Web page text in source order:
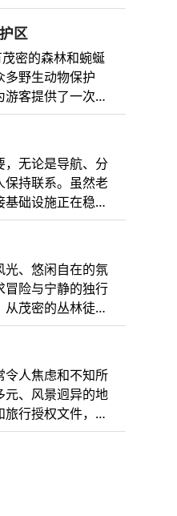
我们已经为您准备
以及必看的邻国
的在线电子签证
，您都将清楚地
电子签证和前往
里是为临时出行
还在等什么？快
游目的地 老挝
，以其迷人的美
丰富的文化底蕴而
冒险爱好...
区
密的森林和蜿蜒
多野生动物保护
客提供了一次难
大自然。 老挝野
一个内陆国家，
其广袤的森林、
动物，包括索拉
种。 老挝的野生
庇护所，而且在
感受大自然，从
鸟类，再到探索宁
、追求宁静或热爱
护区提供了难忘
境保护。 为什么
虽然老挝在东南
然爱好者...
无论是导航、分
保持联系。虽然老
础设施正在稳步
运营商的市场份
佳农
供商，高速互联
有限。 ...
光、悠闲自在的氛
冒险与宁静的独行
从茂密的丛林徒
到深入体验佛教传
富多彩的体验。
子签证是一种在线
往大使馆即可申
证适用于大多数国
线填写申请表、
陆路边境）均可
令人焦虑和不知所
元、风景迥异的地
行授权文件，丢
焦虑不安。虽然充
采取正确的步
是游客还是长期